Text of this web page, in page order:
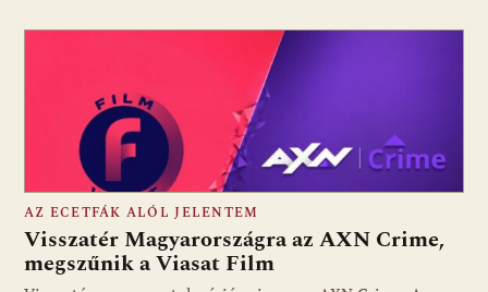
AZ ECETFÁK ALÓL JELENTEM
Visszatér Magyarországra az AXN Crime,
megszűnik a Viasat Film